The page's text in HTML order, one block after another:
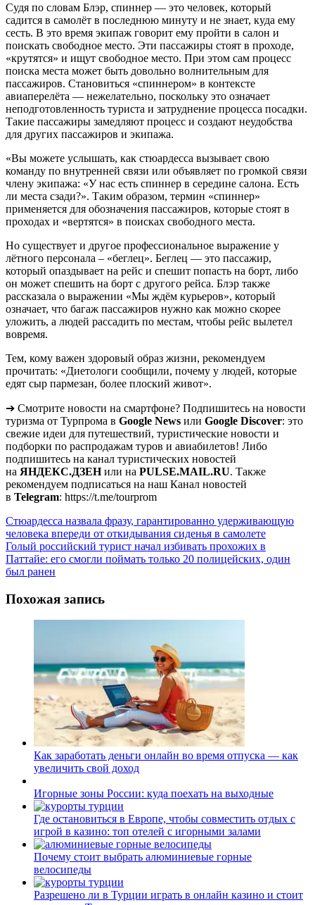
Судя по словам Блэр, спиннер — это человек, который
садится в самолёт в последнюю минуту и не знает, куда ему
сесть. В это время экипаж говорит ему пройти в салон и
поискать свободное место. Эти пассажиры стоят в проходе,
«крутятся» и ищут свободное место. При этом сам процесс
поиска места может быть довольно волнительным для
пассажиров. Становиться «спиннером» в контексте
авиаперелёта — нежелательно, поскольку это означает
неподготовленность туриста и затруднение процесса посадки.
Такие пассажиры замедляют процесс и создают неудобства
для других пассажиров и экипажа.
«Вы можете услышать, как стюардесса вызывает свою
команду по внутренней связи или объявляет по громкой связи
члену экипажа: «У нас есть спиннер в середине салона. Есть
ли места сзади?». Таким образом, термин «спиннер»
применяется для обозначения пассажиров, которые стоят в
проходах и «вертятся» в поисках свободного места.
Но существует и другое профессиональное выражение у
лётного персонала – «беглец». Беглец — это пассажир,
который опаздывает на рейс и спешит попасть на борт, либо
он может спешить на борт с другого рейса. Блэр также
рассказала о выражении «Мы ждём курьеров», который
означает, что багаж пассажиров нужно как можно скорее
уложить, а людей рассадить по местам, чтобы рейс вылетел
вовремя.
Тем, кому важен здоровый образ жизни, рекомендуем
прочитать: «Диетологи сообщили, почему у людей, которые
едят сыр пармезан, более плоский живот».
➔ Смотрите новости на смартфоне? Подпишитесь на новости
туризма от Турпрома в Google News или Google Discover: это
свежие идеи для путешествий, туристические новости и
подборки по распродажам туров и авиабилетов! Либо
подпишитесь на канал туристических новостей
на ЯНДЕКС.ДЗЕНили на PULSE.MAIL.RU. Также
рекомендуем подписаться на наш Канал новостей
в Telegram: https://t.me/tourprom
Навигация
по
записям
Стюардесса назвала фразу, гарантированно удерживающую
человека впереди от откидывания сиденья в самолете
Голый российский турист начал избивать прохожих в
Паттайе: его смогли поймать только 20 полицейских, один
был ранен
Похожая запись
Как заработать деньги онлайн во время отпуска — как
увеличить свой доход
Игорные зоны России: куда поехать на выходные
Где остановиться в Европе, чтобы совместить отдых с
игрой в казино: топ отелей с игорными залами
Почему стоит выбрать алюминиевые горные
велосипеды
Разрешено ли в Турции играть в онлайн казино и стоит